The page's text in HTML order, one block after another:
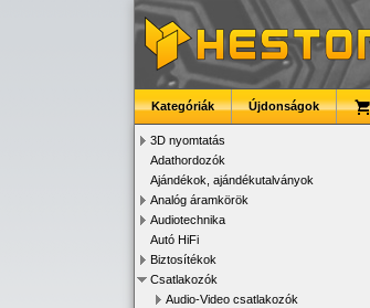
Kategóriák Újdonságok
3D nyomtatás
Adathordozók
Ajándékok, ajándékutalványok
Analóg áramkörök
Audiotechnika
Autó HiFi
Biztosítékok
Csatlakozók
Audio-Video csatlakozók